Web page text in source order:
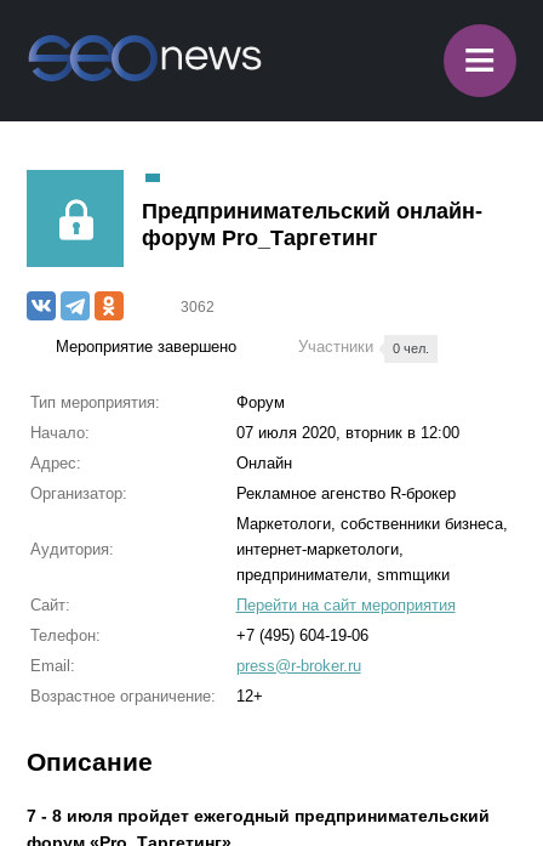
≡
Предпринимательский онлайн-
форум Pro_Таргетинг
3062
Мероприятие завершено Участники 0 чел.
Тип мероприятия:
Форум
Начало:
07 июля 2020, вторник в 12:00
Адрес:
Онлайн
Организатор:
Рекламное агенство R-брокер
Аудитория:
Маркетологи, собственники бизнеса,
интернет-маркетологи,
предприниматели, smmщики
Сайт:
Перейти на сайт мероприятия
Телефон:
+7 (495) 604-19-06
Email:
press@r-broker.ru
Возрастное ограничение:
12+
Описание
7 - 8 июля пройдет ежегодный предпринимательский